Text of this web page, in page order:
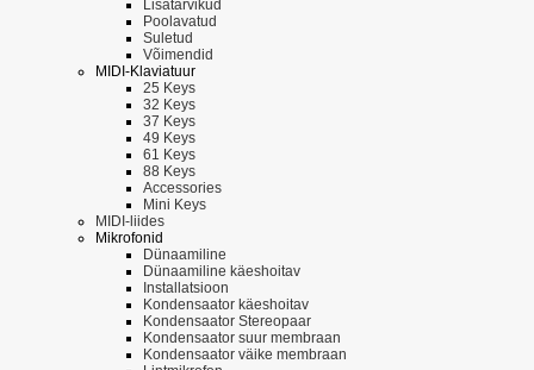
Lisatarvikud
Poolavatud
Suletud
Võimendid
MIDI-Klaviatuur
25 Keys
32 Keys
37 Keys
49 Keys
61 Keys
88 Keys
Accessories
Mini Keys
MIDI-liides
Mikrofonid
Dünaamiline
Dünaamiline käeshoitav
Installatsioon
Kondensaator käeshoitav
Kondensaator Stereopaar
Kondensaator suur membraan
Kondensaator väike membraan